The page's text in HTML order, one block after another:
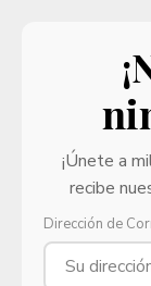
¡Únete a
recibe
Dirección de